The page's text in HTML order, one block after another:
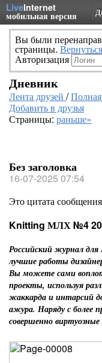
LiveInternet
мобильная версия
Вы были
страницы.
Авторизация
Дневник
Лента друзей /
Добавить в друзья
Страницы: раньше»
Без заголовка
16-07-2025 07:54
Это цитата сообщения
Knitting МЛХ №4
Российский журнал
лучшие работы
Вы можете сами
проекты, используя
жаккарда и интарсий
ажура. Наряду с более
совершенно